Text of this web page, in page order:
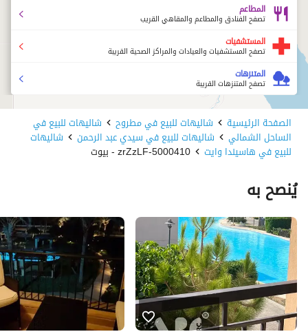
المطاعم
تصفح الفنادق والمطاعم والمقاهي القريب
المستشفيات
تصفح المستشفيات والعيادات والمراكز الصحية القريبة
المتنزهات
تصفح المتنزهات القريبة
الصفحة الرئيسية شاليهات للبيع في مطروح شاليهات للبيع في
الساحل الشمالي شاليهات للبيع في سيدي عبد الرحمن شاليهات
للبيع في هاسيندا وايت 5000410-zrZzLF - بيوت
يُنصح به